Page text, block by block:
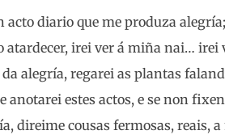
acto diario que me produza
atardecer, irei ver á miña nai… irei
alegría, regarei as plantas
anotarei estes actos, e se non
direime cousas fermosas, reais,